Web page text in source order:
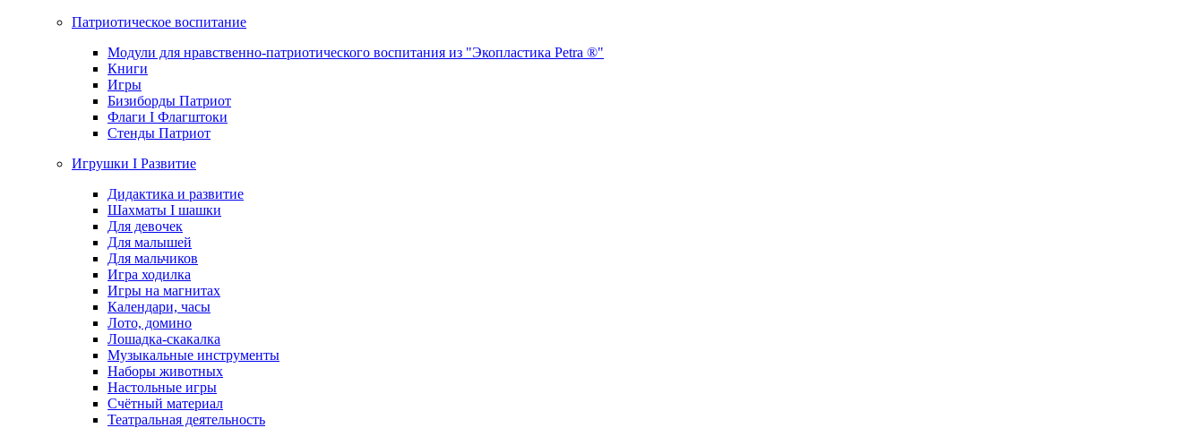
Патриотическое воспитание
Модули для нравственно-патриотического воспитания из "Экопластика Petra ®"
Книги
Игры
Бизиборды Патриот
Флаги I Флагштоки
Стенды Патриот
Игрушки I Развитие
Дидактика и развитие
Шахматы I шашки
Для девочек
Для малышей
Для мальчиков
Игра ходилка
Игры на магнитах
Календари, часы
Лото, домино
Лошадка-скакалка
Музыкальные инструменты
Наборы животных
Настольные игры
Счётный материал
Театральная деятельность